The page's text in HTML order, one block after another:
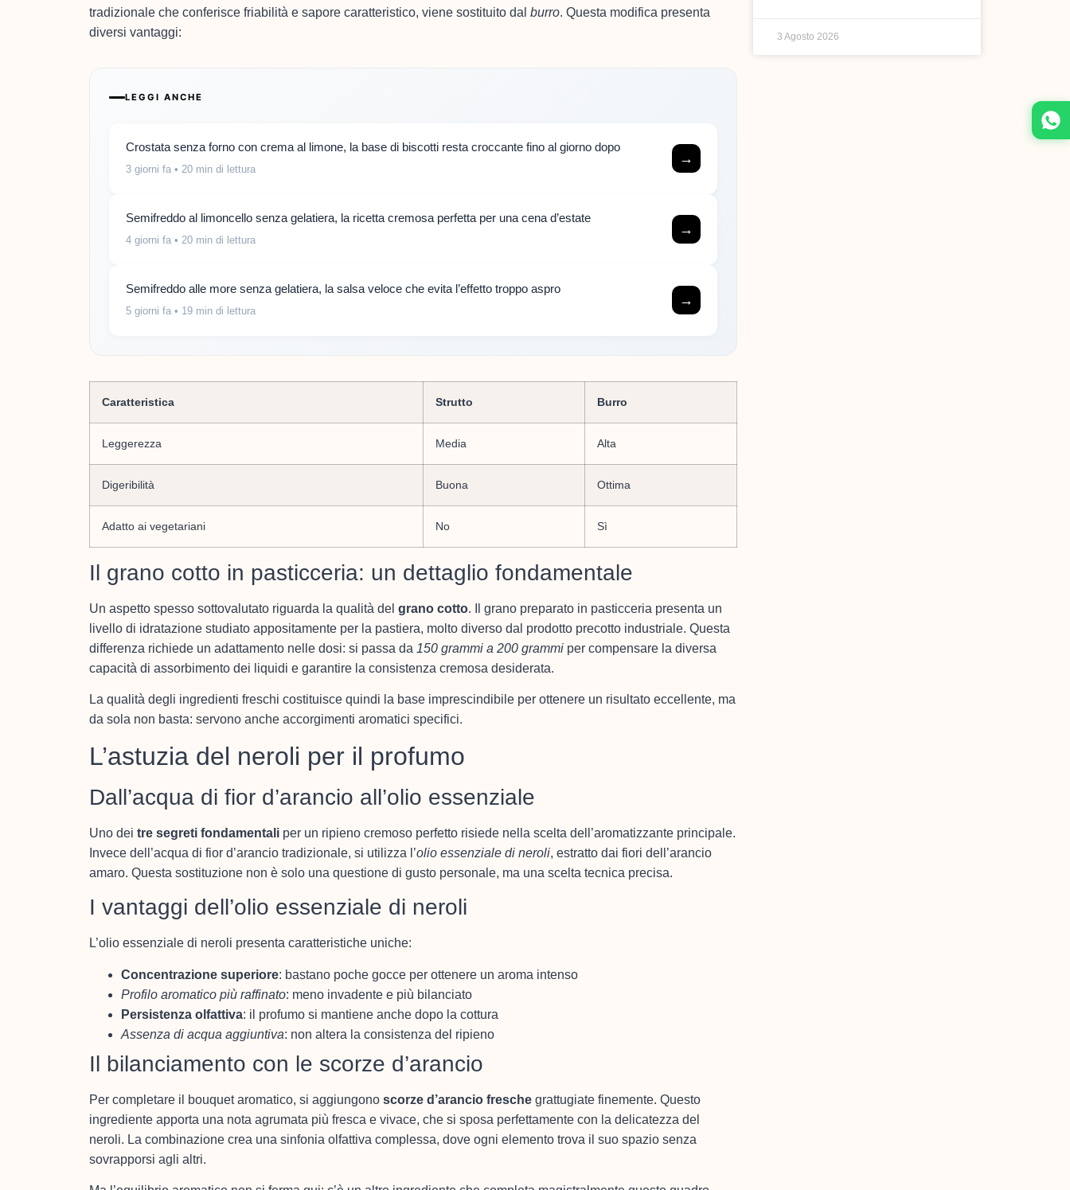
3 Agosto 2026
tradizionale che conferisce friabilità e sapore caratteristico, viene sostituito dal burro. Questa modifica presenta
diversi vantaggi:
LEGGI ANCHE
Crostata senza forno con crema al limone, la base di biscotti resta croccante fino al giorno dopo
3 giorni fa • 20 min di lettura
→
Semifreddo al limoncello senza gelatiera, la ricetta cremosa perfetta per una cena d’estate
4 giorni fa • 20 min di lettura
→
Semifreddo alle more senza gelatiera, la salsa veloce che evita l’effetto troppo aspro
5 giorni fa • 19 min di lettura
→
Caratteristica Strutto Burro
Leggerezza Media Alta
Digeribilità Buona Ottima
Adatto ai vegetariani No Sì
Il grano cotto in pasticceria: un dettaglio fondamentale
Un aspetto spesso sottovalutato riguarda la qualità del grano cotto. Il grano preparato in pasticceria presenta un
livello di idratazione studiato appositamente per la pastiera, molto diverso dal prodotto precotto industriale. Questa
differenza richiede un adattamento nelle dosi: si passa da 150 grammi a 200 grammi per compensare la diversa
capacità di assorbimento dei liquidi e garantire la consistenza cremosa desiderata.
La qualità degli ingredienti freschi costituisce quindi la base imprescindibile per ottenere un risultato eccellente, ma
da sola non basta: servono anche accorgimenti aromatici specifici.
L’astuzia del neroli per il profumo
Dall’acqua di fior d’arancio all’olio essenziale
Uno dei tre segreti fondamentali per un ripieno cremoso perfetto risiede nella scelta dell’aromatizzante principale.
Invece dell’acqua di fior d’arancio tradizionale, si utilizza l’olio essenziale di neroli, estratto dai fiori dell’arancio
amaro. Questa sostituzione non è solo una questione di gusto personale, ma una scelta tecnica precisa.
I vantaggi dell’olio essenziale di neroli
L’olio essenziale di neroli presenta caratteristiche uniche:
Concentrazione superiore: bastano poche gocce per ottenere un aroma intenso
Profilo aromatico più raffinato: meno invadente e più bilanciato
Persistenza olfattiva: il profumo si mantiene anche dopo la cottura
Assenza di acqua aggiuntiva: non altera la consistenza del ripieno
Il bilanciamento con le scorze d’arancio
Per completare il bouquet aromatico, si aggiungono scorze d’arancio fresche grattugiate finemente. Questo
ingrediente apporta una nota agrumata più fresca e vivace, che si sposa perfettamente con la delicatezza del
neroli. La combinazione crea una sinfonia olfattiva complessa, dove ogni elemento trova il suo spazio senza
sovrapporsi agli altri.